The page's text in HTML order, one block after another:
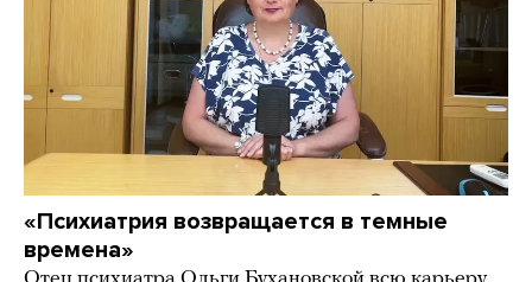
«Психиатрия возвращается в темные
времена»